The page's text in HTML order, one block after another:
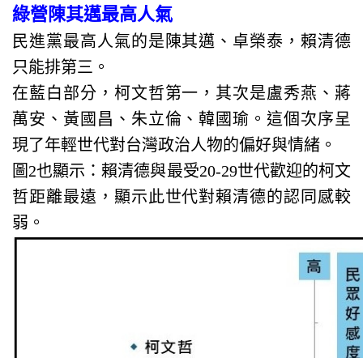
綠營陳其邁最高人氣
民進黨最高人氣的是陳其邁、卓榮泰，賴清德
只能排第三。
在藍白部分，柯文哲第一，其次是盧秀燕、蔣
萬安、黃國昌、朱立倫、韓國瑜。這個次序呈
現了年輕世代對台灣政治人物的偏好與情緒。
圖2也顯示：賴清德與最受20-29世代歡迎的柯文
哲距離最遠，顯示此世代對賴清德的認同感較
弱。